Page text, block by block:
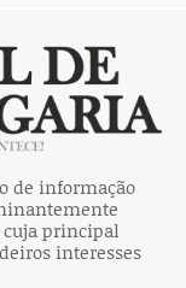
de informação
principal
interesses